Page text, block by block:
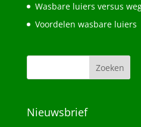
Wasbare luiers versus
Voordelen wasbare luiers
Nieuwsbrief